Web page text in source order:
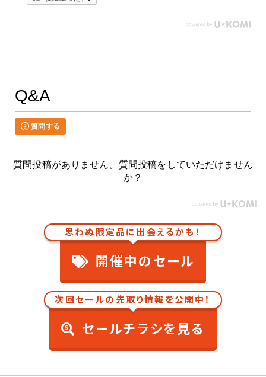
Q&A
質問する
質問投稿がありません。質問投稿をしていただけません
か？
思わぬ限定品に出会えるかも！
開催中のセール
次回セールの先取り情報を公開中！
セールチラシを見る